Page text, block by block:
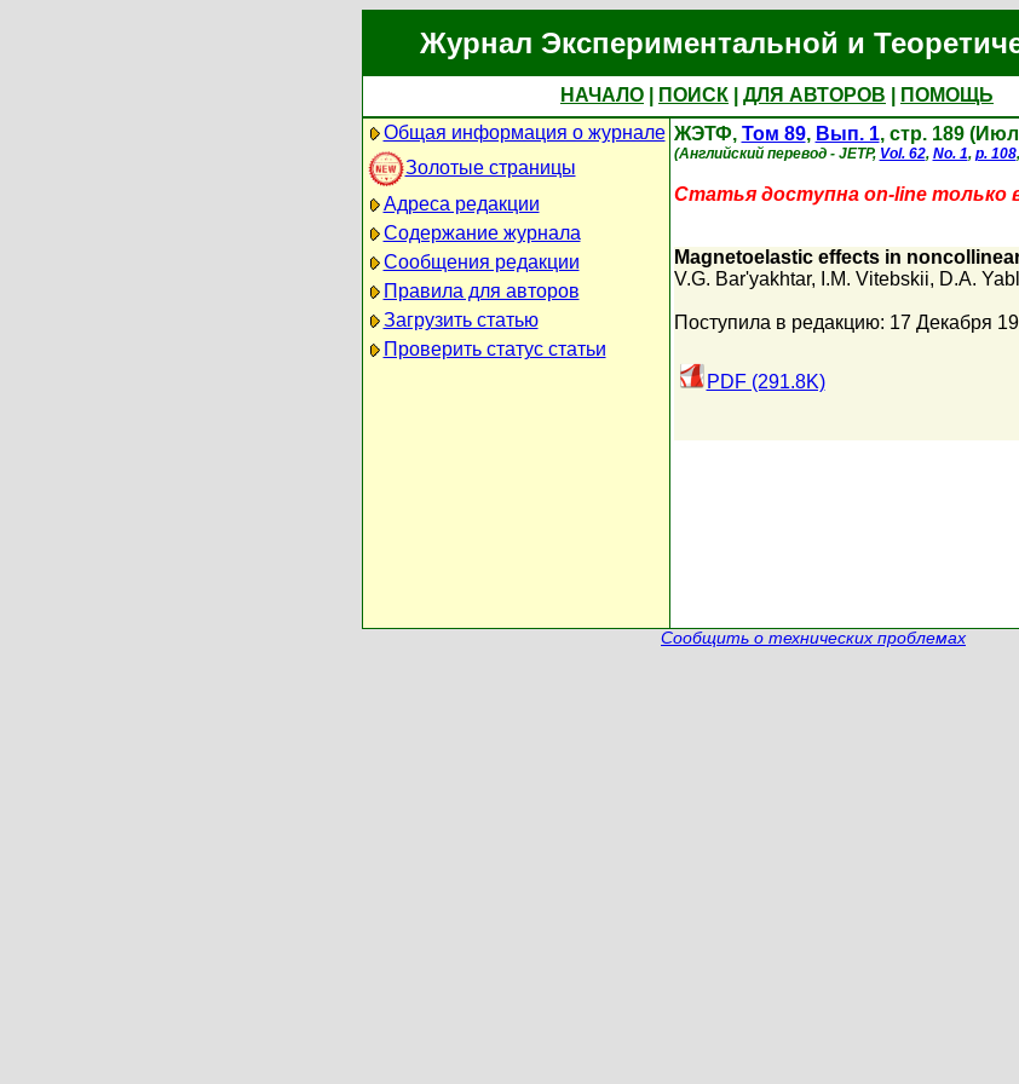
Журнал Экспериментальной и
НАЧАЛО ПОИСК ДЛЯ АВТОРОВ
ПОМОЩЬ
Общая информация о журнале
Золотые страницы
Адреса редакции
Содержание журнала
Сообщения редакции
Правила для авторов
Загрузить статью
Проверить статус статьи
ЖЭТФ, Том 89, Вып. 1, стр. 189
(Английский перевод - JETP, Vol. 62, No. 1, p. 108
Статья доступна on-line только
Magnetoelastic effects in
V.G. Bar'yakhtar, I.M. Vitebskii, D.A.
Поступила в редакцию: 17 Декабря
PDF (291.8K)
Сообщить о технических проблемах